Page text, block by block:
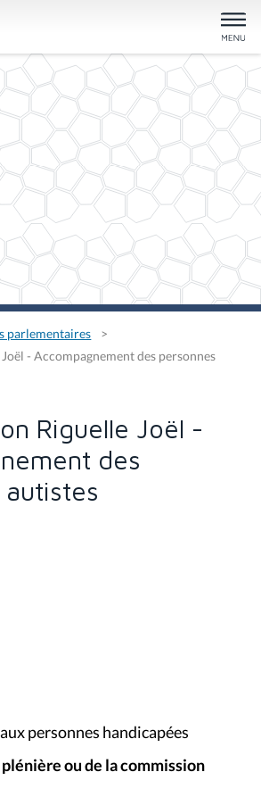
parlementaires
- Accompagnement des personnes
Riguelle Joël -
des
personnes handicapées
ou de la commission